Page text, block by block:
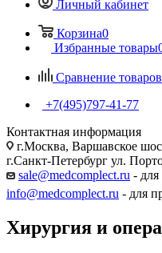
Личный кабинет
Корзина0
Избранные товары
Сравнение товаров
+7(495)797-41-77
Контактная информация
г.Москва, Варшавское
г.Санкт-Петербург ул.
sale@medcomplect.ru - для
info@medcomplect.ru - для
Хирургия и